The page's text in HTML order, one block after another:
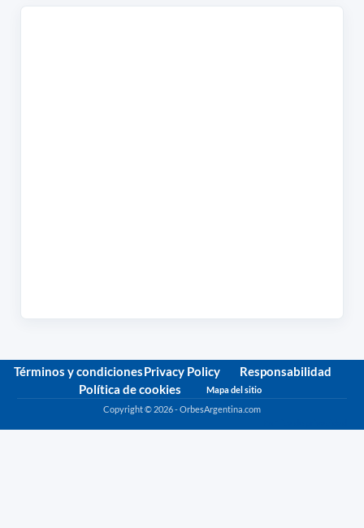
Términos y condicionesPrivacy Policy
Responsabilidad
Política de cookies
Mapa del sitio
Copyright © 2026 - OrbesArgentina.com